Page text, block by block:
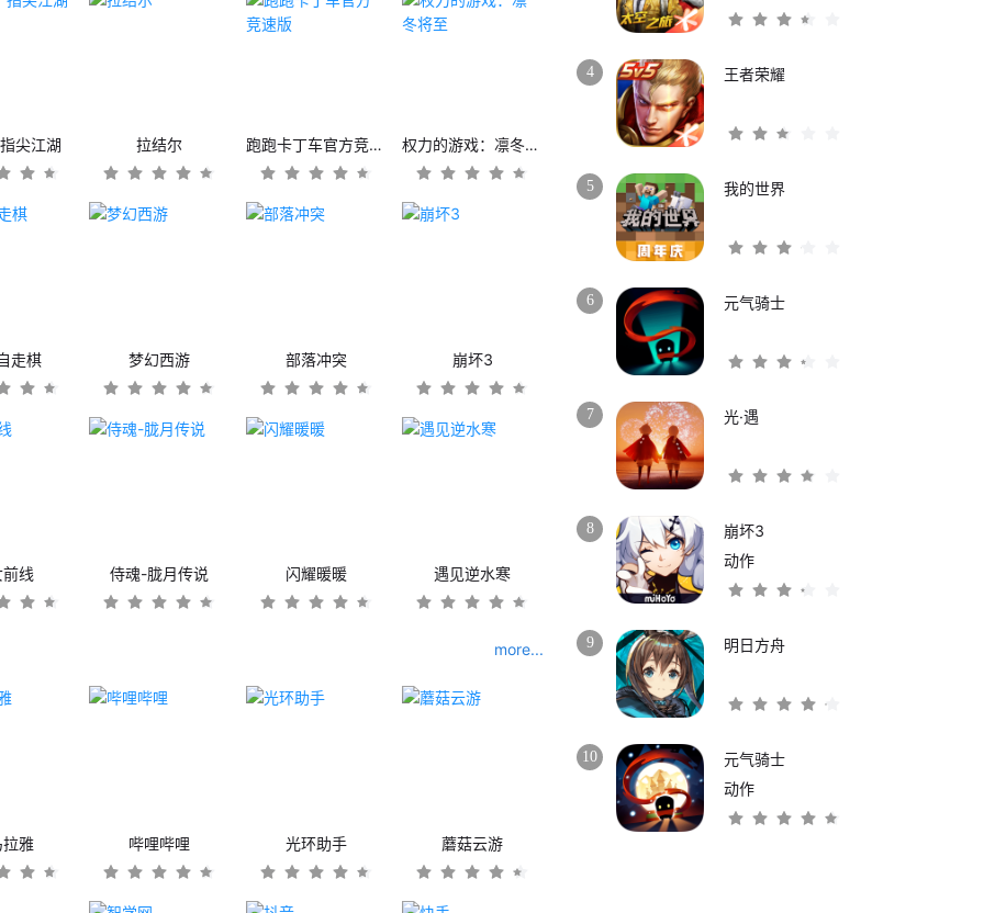
尖江湖 拉结尔 跑跑卡丁车官方竞速版 权力的游戏：凛冬将至
走棋 梦幻西游 部落冲突 崩坏3
线 侍魂-胧月传说 闪耀暖暖 遇见逆水寒
more...
雅 哔哩哔哩 光环助手 蘑菇云游
4 王者荣耀
5 我的世界
6 元气骑士
7 光·遇
8
崩坏3
动作
9 明日方舟
10
元气骑士
动作